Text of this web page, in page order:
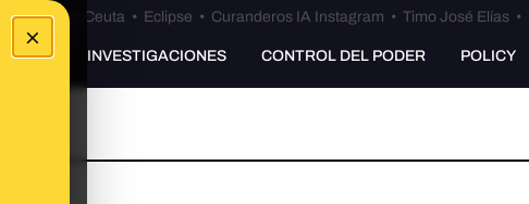
×
•Bulos Ceuta • Eclipse • Curanderos IA Instagram • Timo José Elías •
INVESTIGACIONES CONTROL DEL PODER POLICY